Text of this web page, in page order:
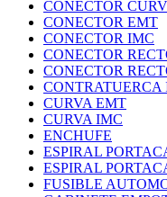
CONECTOR
CONECTOR EMT
CONECTOR IMC
CONECTOR
CONECTOR
CONTRATUERCA
CURVA EMT
CURVA IMC
ENCHUFE
ESPIRAL
ESPIRAL
FUSIBLE